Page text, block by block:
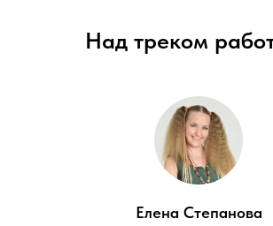
Над треком
Елена Степанова